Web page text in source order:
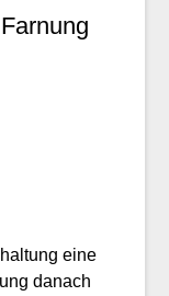
eine
danach